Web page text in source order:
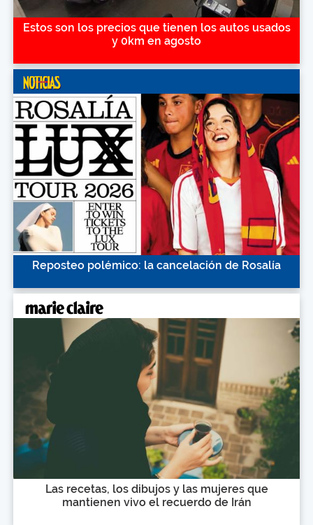
Estos son los precios que tienen los autos usados
y 0km en agosto
Reposteo polémico: la cancelación de Rosalía
Las recetas, los dibujos y las mujeres que
mantienen vivo el recuerdo de Irán